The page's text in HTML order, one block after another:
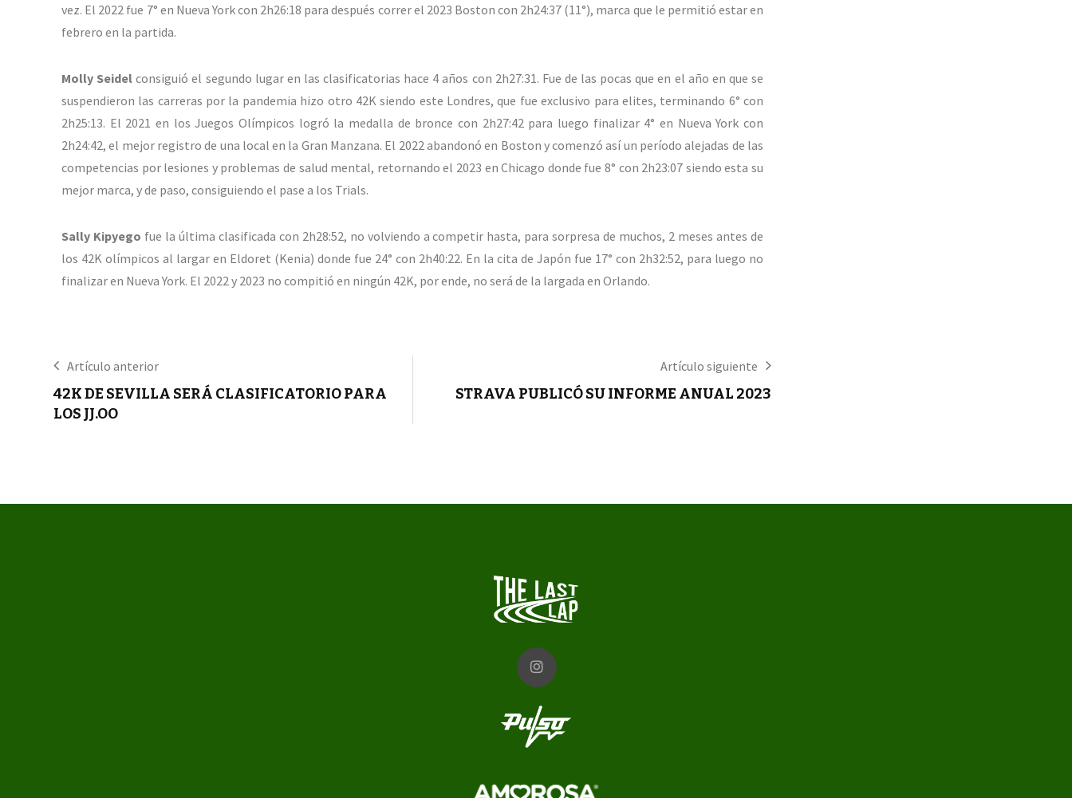
vez. El 2022 fue 7° en Nueva York con 2h26:18 para después correr el 2023 Boston con 2h24:37 (11°), marca que le permitió estar en
febrero en la partida.
Molly Seidelconsiguió el segundo lugar en las clasificatorias hace 4 años con 2h27:31. Fue de las pocas que en el año en que se
suspendieron las carreras por la pandemia hizo otro 42K siendo este Londres, que fue exclusivo para elites, terminando 6° con
2h25:13. El 2021 en los Juegos Olímpicos logró la medalla de bronce con 2h27:42 para luego finalizar 4° en Nueva York con
2h24:42, el mejor registro de una local en la Gran Manzana. El 2022 abandonó en Boston y comenzó así un período alejadas de las
competencias por lesiones y problemas de salud mental, retornando el 2023 en Chicago donde fue 8° con 2h23:07 siendo esta su
mejor marca, y de paso, consiguiendo el pase a los Trials.
Sally Kipyego fue la última clasificada con 2h28:52, no volviendo a competir hasta, para sorpresa de muchos, 2 meses antes de
los 42K olímpicos al largar en Eldoret (Kenia) donde fue 24° con 2h40:22. En la cita de Japón fue 17° con 2h32:52, para luego no
finalizar en Nueva York. El 2022 y 2023 no compitió en ningún 42K, por ende, no será de la largada en Orlando.
Artículo anterior
42K DE SEVILLA SERÁ CLASIFICATORIO PARA
LOS JJ.OO
Artículo siguiente
STRAVA PUBLICÓ SU INFORME ANUAL 2023